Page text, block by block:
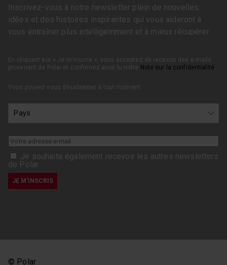
Inscrivez-vous à notre newsletter plein de nouvelles
idées et des histoires inspirantes qui vous aideront à
vous entraîner plus intelligemment et à mieux récupérer.
En cliquant sur « Je m'inscris », vous acceptez de recevoir des e-mails
provenant de Polar et confirmez avoir lu notre Note sur la confidentialité
Vous pouvez vous désabonner à tout moment.
Je souhaite également recevoir les autres newsletters
de Polar
© Polar